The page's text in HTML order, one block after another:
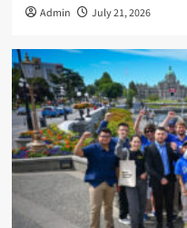
Admin July 21, 2026